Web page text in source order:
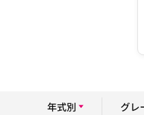
年式別 グレ